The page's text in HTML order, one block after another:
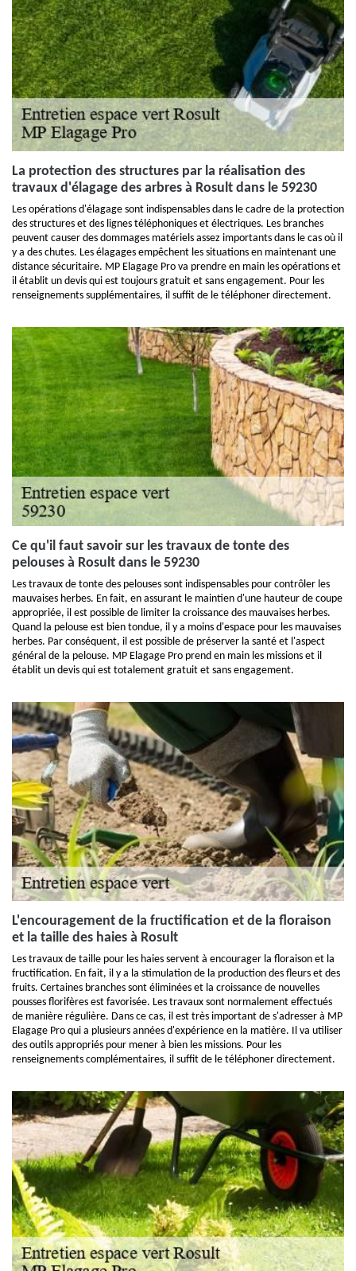
La protection des structures par la réalisation des
travaux d'élagage des arbres à Rosult dans le 59230
Les opérations d'élagage sont indispensables dans le cadre de la protection
des structures et des lignes téléphoniques et électriques. Les branches
peuvent causer des dommages matériels assez importants dans le cas où il
y a des chutes. Les élagages empêchent les situations en maintenant une
distance sécuritaire. MP Elagage Pro va prendre en main les opérations et
il établit un devis qui est toujours gratuit et sans engagement. Pour les
renseignements supplémentaires, il suffit de le téléphoner directement.
Ce qu'il faut savoir sur les travaux de tonte des
pelouses à Rosult dans le 59230
Les travaux de tonte des pelouses sont indispensables pour contrôler les
mauvaises herbes. En fait, en assurant le maintien d'une hauteur de coupe
appropriée, il est possible de limiter la croissance des mauvaises herbes.
Quand la pelouse est bien tondue, il y a moins d'espace pour les mauvaises
herbes. Par conséquent, il est possible de préserver la santé et l'aspect
général de la pelouse. MP Elagage Pro prend en main les missions et il
établit un devis qui est totalement gratuit et sans engagement.
L'encouragement de la fructification et de la floraison
et la taille des haies à Rosult
Les travaux de taille pour les haies servent à encourager la floraison et la
fructification. En fait, il y a la stimulation de la production des fleurs et des
fruits. Certaines branches sont éliminées et la croissance de nouvelles
pousses florifères est favorisée. Les travaux sont normalement effectués
de manière régulière. Dans ce cas, il est très important de s'adresser à MP
Elagage Pro qui a plusieurs années d'expérience en la matière. Il va utiliser
des outils appropriés pour mener à bien les missions. Pour les
renseignements complémentaires, il suffit de le téléphoner directement.